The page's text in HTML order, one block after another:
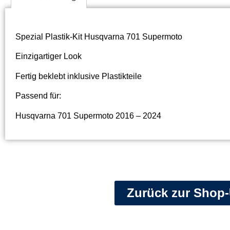
Spezial Plastik-Kit Husqvarna 701 Supermoto
Einzigartiger Look
Fertig beklebt inklusive Plastikteile
Passend für:
Husqvarna 701 Supermoto 2016 – 2024
Zurück zur